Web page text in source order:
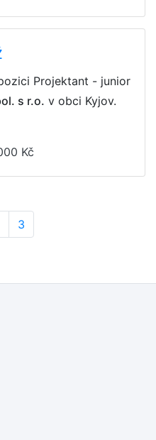
Projektant - junior
s r.o. v obci Kyjov.
Kč
3